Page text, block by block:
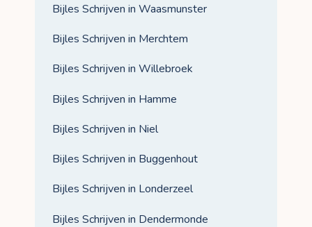
Bijles Schrijven in Waasmunster
Bijles Schrijven in Merchtem
Bijles Schrijven in Willebroek
Bijles Schrijven in Hamme
Bijles Schrijven in Niel
Bijles Schrijven in Buggenhout
Bijles Schrijven in Londerzeel
Bijles Schrijven in Dendermonde